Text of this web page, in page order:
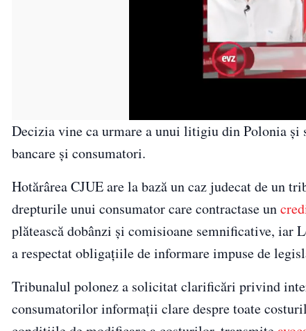
Decizia vine ca urmare a unui litigiu din Polonia
bancare și consumatori.
Hotărârea CJUE are la bază un caz judecat de un
drepturile unui consumator care contractase un
plătească dobânzi și comisioane semnificative, iar
a respectat obligațiile de informare impuse de
Tribunalul polonez a solicitat clarificări privind
consumatorilor informații clare despre toate